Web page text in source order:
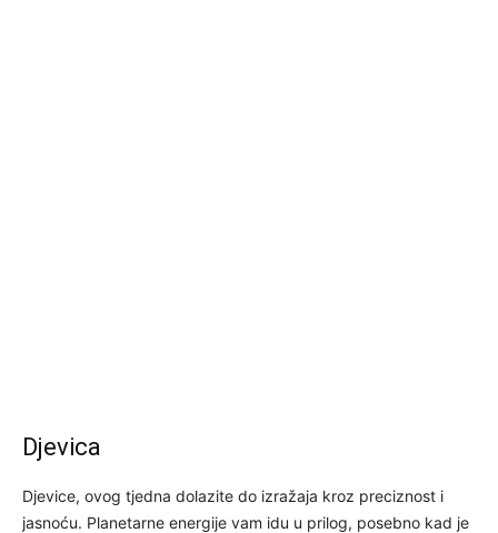
Djevica
Djevice, ovog tjedna dolazite do izražaja kroz preciznost i
jasnoću. Planetarne energije vam idu u prilog, posebno kad je